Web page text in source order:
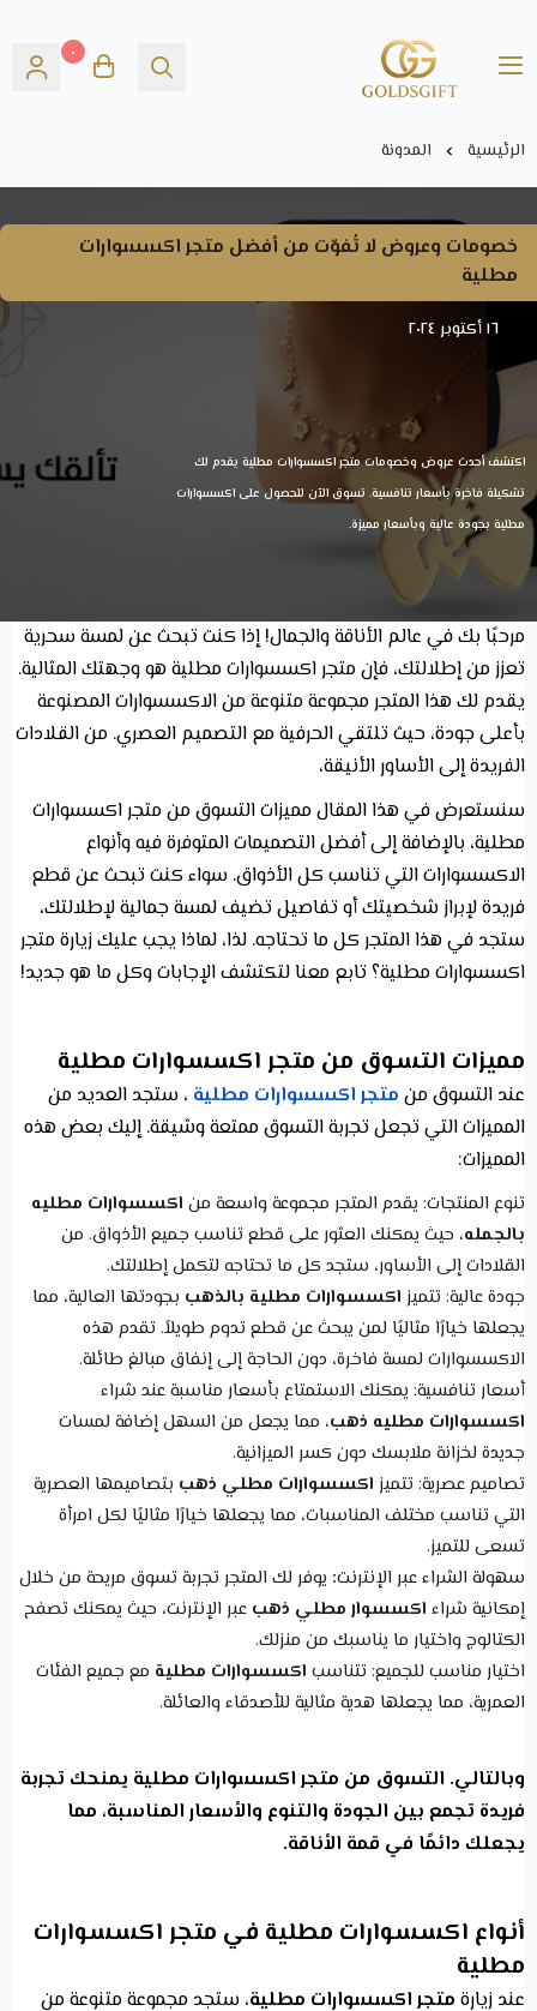
Gold's GIFT
٠
الرئيسية المدونة
خصومات وعروض لا تُفوّت من أفضل متجر اكسسوارات
مطلية
١٦ أكتوبر ٢٠٢٤
اكتشف أحدث عروض وخصومات متجر اكسسوارات مطلية يقدم لك
تشكيلة فاخرة بأسعار تنافسية. تسوق الآن للحصول على اكسسوارات
مطلية بجودة عالية وبأسعار مميزة.
مرحبًا بك في عالم الأناقة والجمال! إذا كنت تبحث عن لمسة سحرية
تعزز من إطلالتك، فإن متجر اكسسوارات مطلية هو وجهتك المثالية.
يقدم لك هذا المتجر مجموعة متنوعة من الاكسسوارات المصنوعة
بأعلى جودة، حيث تلتقي الحرفية مع التصميم العصري. من القلادات
الفريدة إلى الأساور الأنيقة،
سنستعرض في هذا المقال مميزات التسوق من متجر اكسسوارات
مطلية، بالإضافة إلى أفضل التصميمات المتوفرة فيه وأنواع
الاكسسوارات التي تناسب كل الأذواق. سواء كنت تبحث عن قطع
فريدة لإبراز شخصيتك أو تفاصيل تضيف لمسة جمالية لإطلالتك،
ستجد في هذا المتجر كل ما تحتاجه. لذا، لماذا يجب عليك زيارة متجر
اكسسوارات مطلية؟ تابع معنا لتكتشف الإجابات وكل ما هو جديد!
مميزات التسوق من متجر اكسسوارات مطلية
عند التسوق من متجر اكسسوارات مطلية ، ستجد العديد من
المميزات التي تجعل تجربة التسوق ممتعة وشيقة. إليك بعض هذه
المميزات:
تنوع المنتجات: يقدم المتجر مجموعة واسعة من اكسسوارات مطليه
بالجمله، حيث يمكنك العثور على قطع تناسب جميع الأذواق. من
القلادات إلى الأساور، ستجد كل ما تحتاجه لتكمل إطلالتك.
جودة عالية: تتميز اكسسوارات مطلية بالذهب بجودتها العالية، مما
يجعلها خيارًا مثاليًا لمن يبحث عن قطع تدوم طويلاً. تقدم هذه
الاكسسوارات لمسة فاخرة، دون الحاجة إلى إنفاق مبالغ طائلة.
أسعار تنافسية: يمكنك الاستمتاع بأسعار مناسبة عند شراء
اكسسوارات مطليه ذهب، مما يجعل من السهل إضافة لمسات
جديدة لخزانة ملابسك دون كسر الميزانية.
تصاميم عصرية: تتميز اكسسوارات مطلي ذهب بتصاميمها العصرية
التي تناسب مختلف المناسبات، مما يجعلها خيارًا مثاليًا لكل امرأة
تسعى للتميز.
سهولة الشراء عبر الإنترنت: يوفر لك المتجر تجربة تسوق مريحة من خلال
إمكانية شراء اكسسوار مطلي ذهب عبر الإنترنت، حيث يمكنك تصفح
الكتالوج واختيار ما يناسبك من منزلك.
اختيار مناسب للجميع: تتناسب اكسسوارات مطلية مع جميع الفئات
العمرية، مما يجعلها هدية مثالية للأصدقاء والعائلة.
وبالتالي. التسوق من متجر اكسسوارات مطلية يمنحك تجربة
فريدة تجمع بين الجودة والتنوع والأسعار المناسبة، مما
يجعلك دائمًا في قمة الأناقة.
أنواع اكسسوارات مطلية في متجر اكسسوارات
مطلية
عند زيارة متجر اكسسوارات مطلية، ستجد مجموعة متنوعة من